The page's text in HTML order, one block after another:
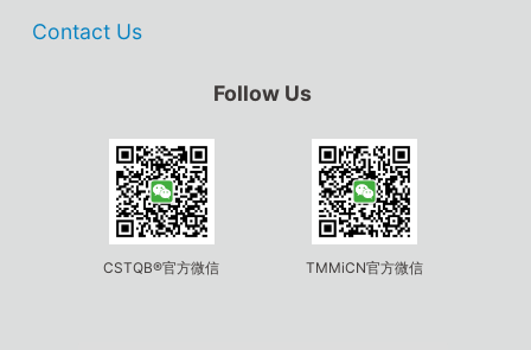
Contact Us
Follow Us
CSTQB®官方微信 TMMiCN官方微信